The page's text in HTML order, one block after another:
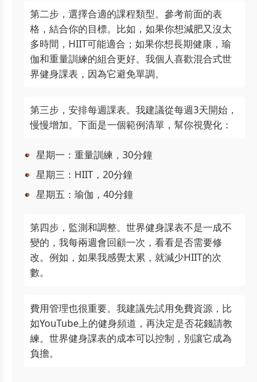
第二步，選擇合適的課程類型。參考前面的表
格，結合你的目標。比如，如果你想減肥又沒太
多時間，HIIT可能適合；如果你想長期健康，瑜
伽和重量訓練的組合更好。我個人喜歡混合式世
界健身課表，因為它避免單調。
第三步，安排每週課表。我建議從每週3天開始，
慢慢增加。下面是一個範例清單，幫你視覺化：
星期一：重量訓練，30分鐘
星期三：HIIT，20分鐘
星期五：瑜伽，40分鐘
第四步，監測和調整。世界健身課表不是一成不
變的，我每兩週會回顧一次，看看是否需要修
改。例如，如果我感覺太累，就減少HIIT的次
數。
費用管理也很重要。我建議先試用免費資源，比
如YouTube上的健身頻道，再決定是否花錢請教
練。世界健身課表的成本可以控制，別讓它成為
負擔。